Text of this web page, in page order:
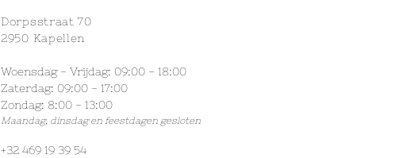
Dorpsstraat 70
2950 Kapellen
Woensdag - Vrijdag: 09:00 - 18:00
Zaterdag: 09:00 - 17:00
Zondag: 8:00 - 13:00
Maandag, dinsdagen feestdagen gesloten
+32 469 19 39 54